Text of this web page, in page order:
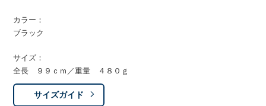
カラー：
ブラック
サイズ：
全長 ９９ｃｍ／重量 ４８０ｇ
サイズガイド